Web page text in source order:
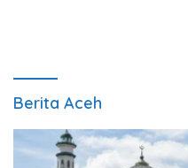
Berita Aceh